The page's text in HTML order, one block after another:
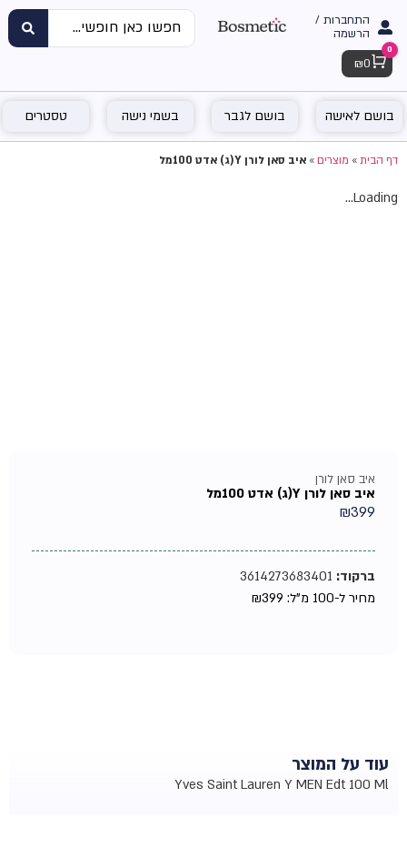
התחברות /
הרשמה
Cart
0
₪ 0
בושם לאישה בושם לגבר בשמי נישה טסטרים
דף הבית»מוצרים»איב סאן לורן Y(ג) אדט 100מל
Loading...
איב סאן לורן
איב סאן לורן Y(ג) אדט 100מל
₪399
ברקוד:3614273683401
מחיר ל-100 מ"ל:
₪399
עוד על המוצר
Yves Saint Lauren Y MEN Edt 100 Ml